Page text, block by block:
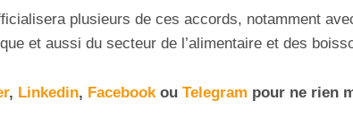
plusieurs de ces accords, notamment
et aussi du secteur de l’alimentaire et des
, Linkedin, Facebook ou Telegram pour ne rien